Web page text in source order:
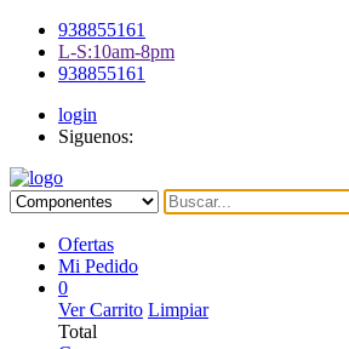
938855161
L-S:10am-8pm
938855161
login
Siguenos:
Ofertas
Mi Pedido
0
Ver Carrito Limpiar
Total